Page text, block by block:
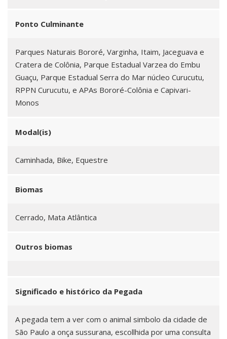
Ponto Culminante
Parques Naturais Bororé, Varginha, Itaim, Jaceguava e
Cratera de Colônia, Parque Estadual Varzea do Embu
Guaçu, Parque Estadual Serra do Mar núcleo Curucutu,
RPPN Curucutu, e APAs Bororé-Colônia e Capivari-
Monos
Modal(is)
Caminhada, Bike, Equestre
Biomas
Cerrado, Mata Atlântica
Outros biomas
Significado e histórico da Pegada
A pegada tem a ver com o animal simbolo da cidade de
São Paulo a onça sussurana, escollhida por uma consulta